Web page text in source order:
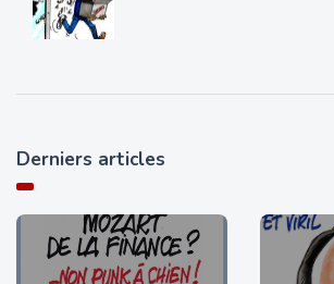
Derniers articles